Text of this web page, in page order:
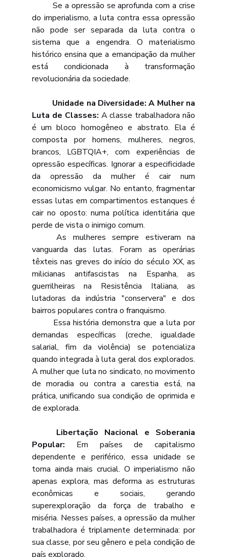
do imperialismo, a luta contra essa opressão
não pode ser separada da luta contra o
sistema que a engendra. O materialismo
histórico ensina que a emancipação da mulher
está condicionada à transformação
revolucionária da sociedade.
Luta de Classes: A classe trabalhadora não
é um bloco homogêneo e abstrato. Ela é
composta por homens, mulheres, negros,
brancos, LGBTQIA+, com experiências de
opressão específicas. Ignorar a especificidade
da opressão da mulher é cair num
economicismo vulgar. No entanto, fragmentar
essas lutas em compartimentos estanques é
cair no oposto: numa política identitária que
perde de vista o inimigo comum.
	As mulheres sempre estiveram na
vanguarda das lutas. Foram as operárias
têxteis nas greves do início do século XX, as
milicianas antifascistas na Espanha, as
guerrilheiras na Resistência Italiana, as
lutadoras da indústria "conservera" e dos
bairros populares contra o franquismo.
demandas específicas (creche, igualdade
salarial, fim da violência) se potencializa
quando integrada à luta geral dos explorados.
A mulher que luta no sindicato, no movimento
de moradia ou contra a carestia está, na
prática, unificando sua condição de oprimida e
de explorada.
Popular: Em países de capitalismo
dependente e periférico, essa unidade se
torna ainda mais crucial. O imperialismo não
apenas explora, mas deforma as estruturas
econômicas e sociais, gerando
superexploração da força de trabalho e
miséria. Nesses países, a opressão da mulher
trabalhadora é triplamente determinada: por
sua classe, por seu gênero e pela condição de
país explorado.